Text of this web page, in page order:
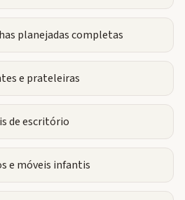
planejadas completas
e prateleiras
de escritório
e móveis infantis